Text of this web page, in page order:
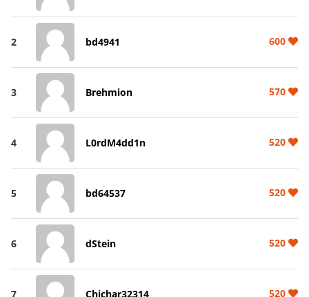
2 bd4941 600
3 Brehmion 570
4 L0rdM4dd1n 520
5 bd64537 520
6 dStein 520
7 Chichar32314 520